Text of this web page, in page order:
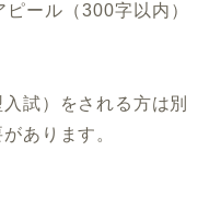
ール（300字以内）
試）をされる方は別
あります。